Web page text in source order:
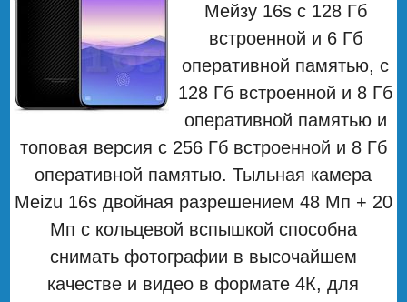
Мейзу 16s с 128 Гб
встроенной и 6 Гб
оперативной памятью, с
128 Гб встроенной и 8 Гб
оперативной памятью и
топовая версия с 256 Гб встроенной и 8 Гб
оперативной памятью. Тыльная камера
Meizu 16s двойная разрешением 48 Мп + 20
Мп с кольцевой вспышкой способна
снимать фотографии в высочайшем
качестве и видео в формате 4К, для